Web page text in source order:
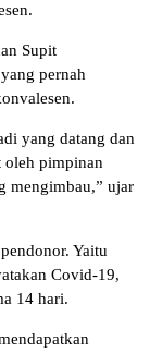
Supit
pernah
yang datang dan
oleh pimpinan
mengimbau,” ujar
Yaitu
Covid-19,
14 hari.